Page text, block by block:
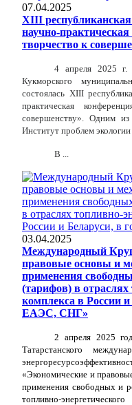
07.04.2025
XIII республиканская
научно-
творчество к
4 апреля 2025 г.
Кукморского
состоялась XIII
практическая
совершенству». Одним из
Институт проблем
В ...
03.04.2025
Международный
правовые основы и
применения
(тарифов) в отраслях
комплекса в России и
ЕАЭС, СНГ»
2 апреля 2025
Татарстанского
«Экономические и
применения свободных и
топливно-